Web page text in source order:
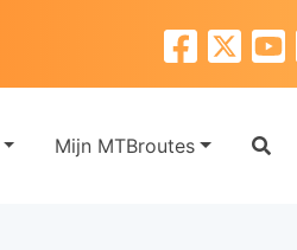
Mijn MTBroutes